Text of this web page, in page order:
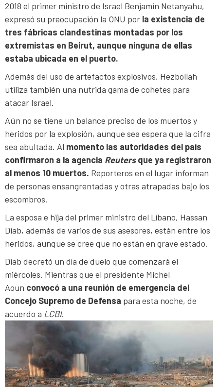
2018 el primer ministro de Israel Benjamin Netanyahu,
expresó su preocupación la ONU por la existencia de
tres fábricas clandestinas montadas por los
extremistas en Beirut, aunque ninguna de ellas
estaba ubicada en el puerto.
Además del uso de artefactos explosivos, Hezbollah
utiliza también una nutrida gama de cohetes para
atacar Israel.
Aún no se tiene un balance preciso de los muertos y
heridos por la explosión, aunque sea espera que la cifra
sea abultada. Al momento las autoridades del país
confirmaron a la agencia Reutersque ya registraron
al menos 10 muertos. Reporteros en el lugar informan
de personas ensangrentadas y otras atrapadas bajo los
escombros.
La esposa e hija del primer ministro del Líbano, Hassan
Diab, además de varios de sus asesores, están entre los
heridos, aunque se cree que no están en grave estado.
Diab decretó un día de duelo que comenzará el
miércoles. Mientras que el presidente Michel
Aoun convocó a una reunión de emergencia del
Concejo Supremo de Defensa para esta noche, de
acuerdo a LCBI.